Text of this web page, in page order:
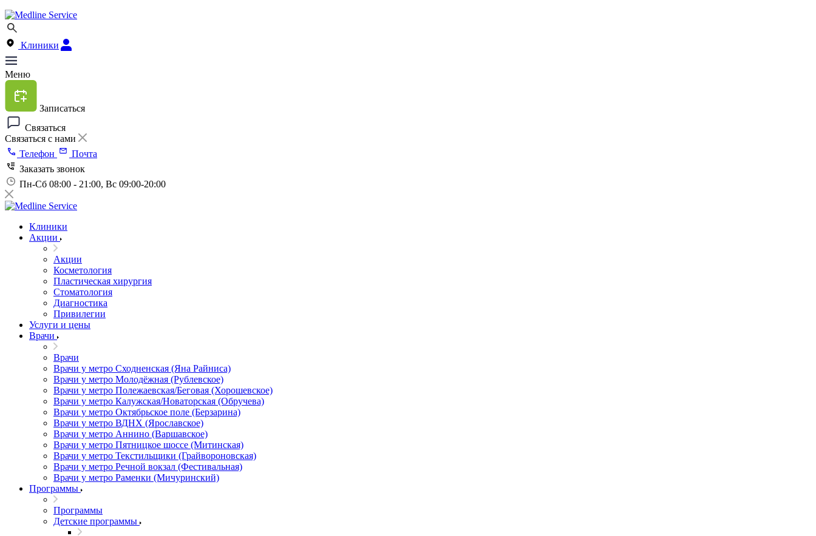
Клиники
Меню
Записаться
Связаться
Связаться с нами
Телефон
Почта
Заказать звонок
Пн-Сб 08:00 - 21:00, Вс 09:00-20:00
Клиники
Акции
Акции
Косметология
Пластическая хирургия
Стоматология
Диагностика
Привилегии
Услуги и цены
Врачи
Врачи
Врачи у метро Сходненская (Яна Райниса)
Врачи у метро Молодёжная (Рублевское)
Врачи у метро Полежаевская/Беговая (Хорошевское)
Врачи у метро Калужская/Новаторская (Обручева)
Врачи у метро Октябрьское поле (Берзарина)
Врачи у метро ВДНХ (Ярославское)
Врачи у метро Аннино (Варшавское)
Врачи у метро Пятницкое шоссе (Митинская)
Врачи у метро Текстильщики (Грайвороновская)
Врачи у метро Речной вокзал (Фестивальная)
Врачи у метро Раменки (Мичуринский)
Программы
Программы
Детские программы